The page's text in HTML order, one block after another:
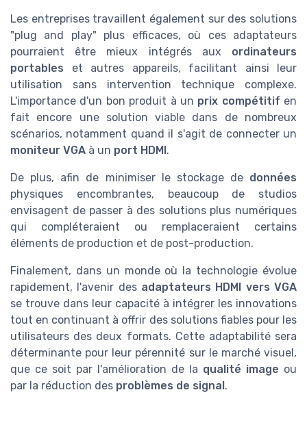
Les entreprises travaillent également sur des solutions
"plug and play" plus efficaces, où ces adaptateurs
pourraient être mieux intégrés aux ordinateurs
portables et autres appareils, facilitant ainsi leur
utilisation sans intervention technique complexe.
L'importance d'un bon produit à un prix compétitif en
fait encore une solution viable dans de nombreux
scénarios, notamment quand il s'agit de connecter un
moniteur VGA à un port HDMI .
De plus, afin de minimiser le stockage de données
physiques encombrantes, beaucoup de studios
envisagent de passer à des solutions plus numériques
qui compléteraient ou remplaceraient certains
éléments de production et de post-production.
Finalement, dans un monde où la technologie évolue
rapidement, l'avenir des adaptateurs HDMI vers VGA
se trouve dans leur capacité à intégrer les innovations
tout en continuant à offrir des solutions fiables pour les
utilisateurs des deux formats. Cette adaptabilité sera
déterminante pour leur pérennité sur le marché visuel,
que ce soit par l'amélioration de la qualité image ou
par la réduction des problèmes de signal .